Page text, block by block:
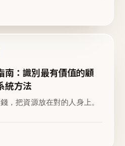
南：識別最有價值的顧
統方法
，把資源放在對的人身上。